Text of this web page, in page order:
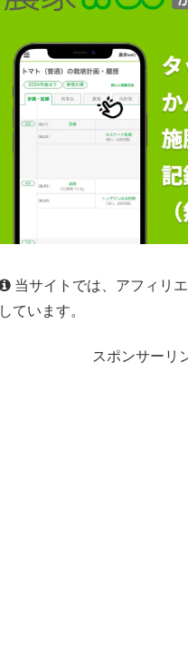
当サイトでは、アフィリ
しています。
スポンサーリ